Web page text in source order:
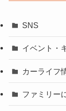
SNS
イベント・
カーライフ
ファミリー